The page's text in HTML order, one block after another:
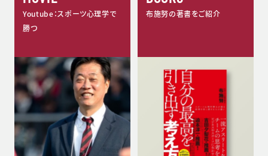
Youtube：スポーツ心理学で
勝つ
布施努の著書をご紹介